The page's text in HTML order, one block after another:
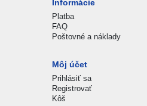
Informácie
Platba
FAQ
Poštovné a náklady
Môj účet
Prihlásiť sa
Registrovať
Kôš